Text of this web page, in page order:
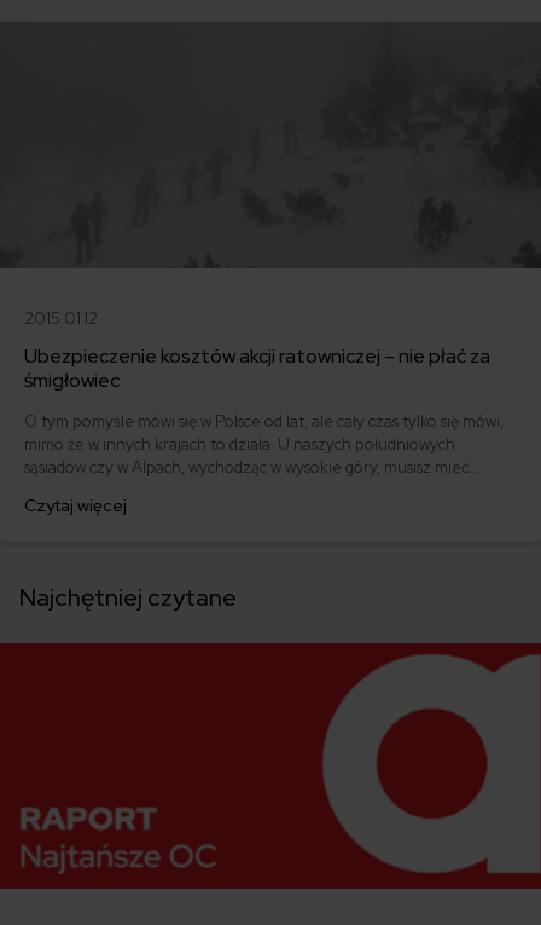
2015.01.12
Ubezpieczenie kosztów akcji ratowniczej – nie płać za
śmigłowiec
O tym pomyśle mówi się w Polsce od lat, ale cały czas tylko się mówi,
mimo że w innych krajach to działa. U naszych południowych
sąsiadów czy w Alpach, wychodząc w wysokie góry, musisz mieć
akcję ratowniczą. W Polsce wypada mieć jedynie telefon do GOPR,
Czytaj więcej
Najchętniej czytane